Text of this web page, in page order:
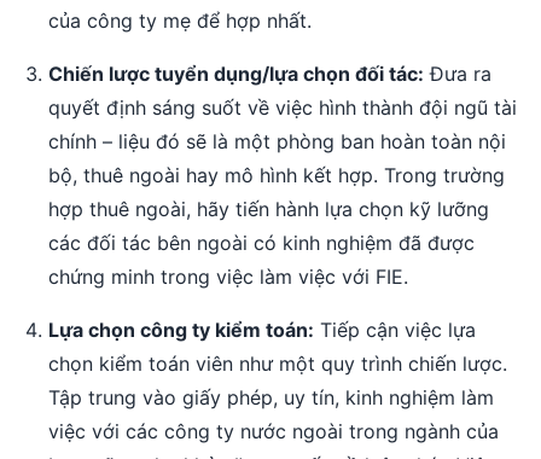
của công ty mẹ để hợp nhất.
Chiến lược tuyển dụng/lựa chọn đối tác: Đưa ra
quyết định sáng suốt về việc hình thành đội ngũ tài
chính – liệu đó sẽ là một phòng ban hoàn toàn nội
bộ, thuê ngoài hay mô hình kết hợp. Trong trường
hợp thuê ngoài, hãy tiến hành lựa chọn kỹ lưỡng
các đối tác bên ngoài có kinh nghiệm đã được
chứng minh trong việc làm việc với FIE.
Lựa chọn công ty kiểm toán: Tiếp cận việc lựa
chọn kiểm toán viên như một quy trình chiến lược.
Tập trung vào giấy phép, uy tín, kinh nghiệm làm
việc với các công ty nước ngoài trong ngành của